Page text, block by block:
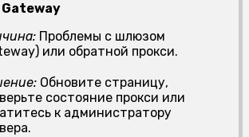
Проблемы с шлюзом
или обратной прокси.
Обновите страницу,
состояние прокси или
к администратору